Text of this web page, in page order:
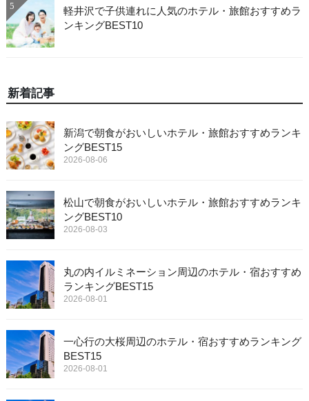
5
軽井沢で子供連れに人気のホテル・旅館おすすめラ
ンキングBEST10
新着記事
新潟で朝食がおいしいホテル・旅館おすすめランキ
ングBEST15
2026-08-06
松山で朝食がおいしいホテル・旅館おすすめランキ
ングBEST10
2026-08-03
丸の内イルミネーション周辺のホテル・宿おすすめ
ランキングBEST15
2026-08-01
一心行の大桜周辺のホテル・宿おすすめランキング
BEST15
2026-08-01